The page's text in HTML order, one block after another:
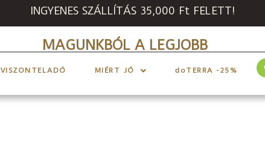
INGYENES SZÁLLÍTÁS 35,000 Ft FELETT!
MAGUNKBÓL A LEGJOBB
VISZONTELADÓ MIÉRT JÓ doTERRA -25%